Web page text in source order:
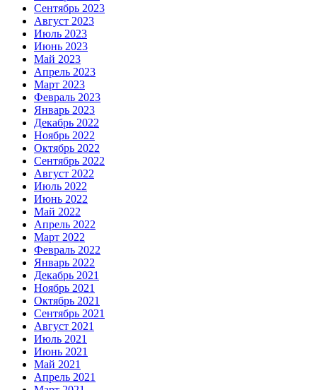
Сентябрь 2023
Август 2023
Июль 2023
Июнь 2023
Май 2023
Апрель 2023
Март 2023
Февраль 2023
Январь 2023
Декабрь 2022
Ноябрь 2022
Октябрь 2022
Сентябрь 2022
Август 2022
Июль 2022
Июнь 2022
Май 2022
Апрель 2022
Март 2022
Февраль 2022
Январь 2022
Декабрь 2021
Ноябрь 2021
Октябрь 2021
Сентябрь 2021
Август 2021
Июль 2021
Июнь 2021
Май 2021
Апрель 2021